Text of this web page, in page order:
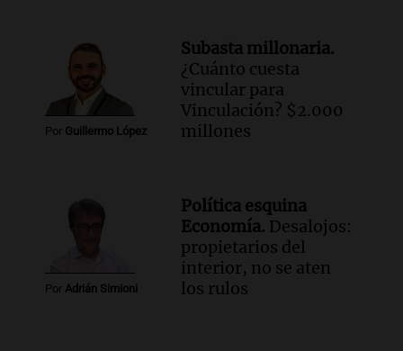
Panorama Federal
Episodios
Por Guillermo López
Subasta millonaria.
¿Cuánto cuesta
vincular para
Vinculación? $2.000
millones
Por Adrián Simioni
Política esquina
Economía. Desalojos:
propietarios del
interior, no se aten
los rulos